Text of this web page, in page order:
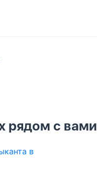
рядом с вами
в